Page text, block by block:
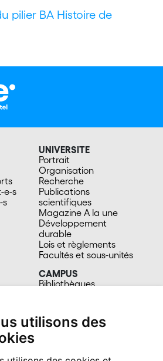
utilisons des
pilier BA Histoire de
e-s
s
UNIVERSITE
Portrait
Organisation
Recherche
Publications
scientifiques
Magazine A la une
Développement
durable
Lois et règlements
Facultés et sous-unités
CAMPUS
Bibliothèques
Santé
Cafétérias